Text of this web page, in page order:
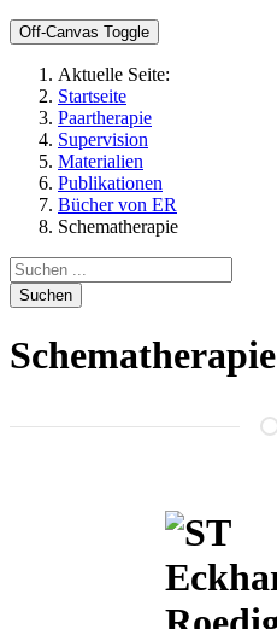
Off-Canvas Toggle
Aktuelle Seite:
Startseite
Paartherapie
Supervision
Materialien
Publikationen
Bücher von ER
Schematherapie
Suchen
Schematherapie